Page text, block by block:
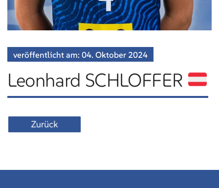
veröffentlicht am: 04. Oktober 2024
Leonhard SCHLOFFER
Zurück